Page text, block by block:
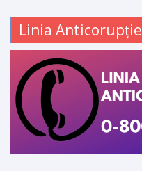
Linia Anticorupție